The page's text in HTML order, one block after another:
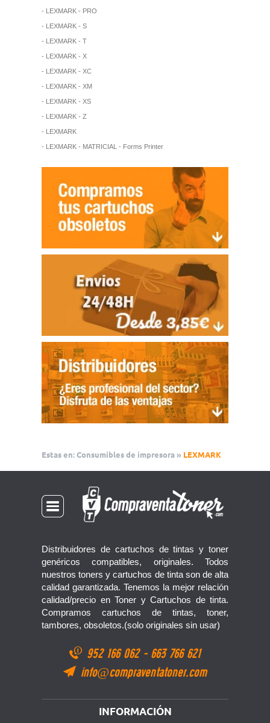
- LEXMARK - PRO
- LEXMARK - S
- LEXMARK - T
- LEXMARK - X
- LEXMARK - XC
- LEXMARK - XM
- LEXMARK - XS
- LEXMARK - Z
- LEXMARK
- LEXMARK - MATRICIAL - Forms Printer
Estas en: Consumibles de impresora » LEXMARK
Distribuidores de cartuchos de tintas y toner
genéricos compatibles, originales. Todos
nuestros toners y cartuchos de tinta son de alta
calidad garantizada. Tenemos la mejor relación
calidad/precio en Toner y Cartuchos de tinta.
Compramos cartuchos de tintas, toner,
tambores, obsoletos.(solo originales sin usar)
952 166 062 - 663 766 621
info@compraventatoner.com
INFORMACIÓN